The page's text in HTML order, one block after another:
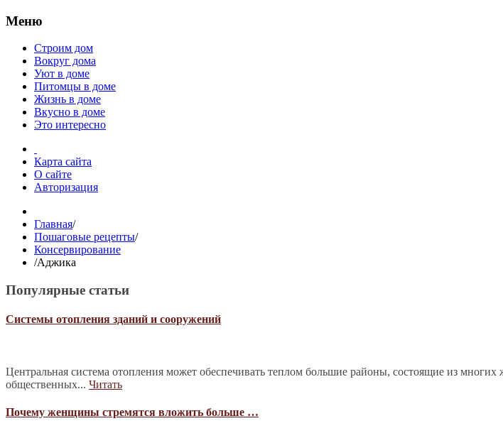
Меню
Строим дом
Вокруг дома
Уют в доме
Питомцы в доме
Жизнь в доме
Вкусно в доме
Это интересно
Карта сайта
О сайте
Авторизация
Главная/
Пошаговые рецепты/
Консервирование
/Аджика
Популярные статьи
Системы отопления зданий и сооружений
Центральная система отопления может обеспечивать теплом большие районы, состоящие из
общественных... Читать
Почему женщины стремятся вложить больше …